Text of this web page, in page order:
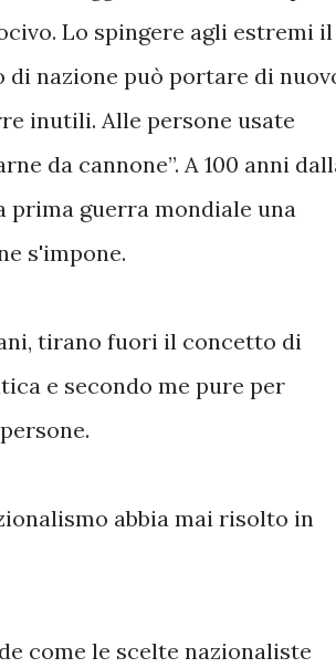
Lo spingere agli estremi il
di nazione può portare di
inutili. Alle persone usate
da cannone”. A 100 anni
prima guerra mondiale una
s'impone.
tirano fuori il concetto di
e secondo me pure per
abbia mai risolto in
come le scelte nazionaliste